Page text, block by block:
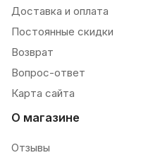
Доставка и оплата
Постоянные скидки
Возврат
Вопрос-ответ
Карта сайта
О магазине
Отзывы